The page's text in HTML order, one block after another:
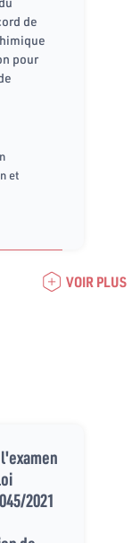
de
pour
et
VOIR PLUS
2021